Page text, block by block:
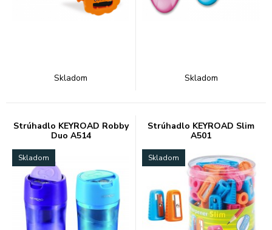
Skladom Skladom
Strúhadlo KEYROAD Robby
Duo A514
Skladom
Strúhadlo KEYROAD Slim
A501
Skladom